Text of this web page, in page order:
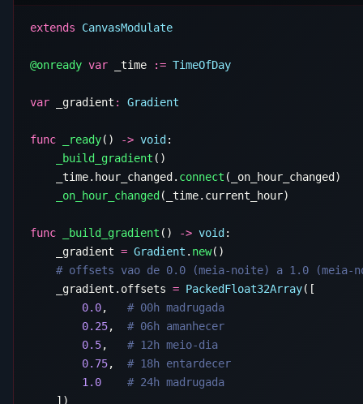
extends
@onready var _time :=
var _gradient :
func _ready() -> void
    _build_gradient
    _time.hour_changed.
connect
    _on_hour_changed
func _build_gradient () -> void
    _gradient
= Gradient . new
    _gradient.offsets
= PackedFloat32Array
        0.0
,
        0.25
,
        0.5
,
        0.75
,
        1.0